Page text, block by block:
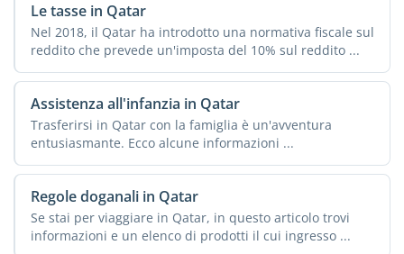
Le tasse in Qatar
Nel 2018, il Qatar ha introdotto una normativa fiscale sul
reddito che prevede un'imposta del 10% sul reddito ...
Assistenza all'infanzia in Qatar
Trasferirsi in Qatar con la famiglia è un'avventura
entusiasmante. Ecco alcune informazioni ...
Regole doganali in Qatar
Se stai per viaggiare in Qatar, in questo articolo trovi
informazioni e un elenco di prodotti il cui ingresso ...